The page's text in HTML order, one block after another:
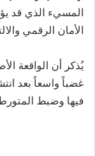
المسيء الذي قد
الأمان الرقمي
يُذكر أن الواقعة
غضباً واسعاً بعد
فيها وضبط